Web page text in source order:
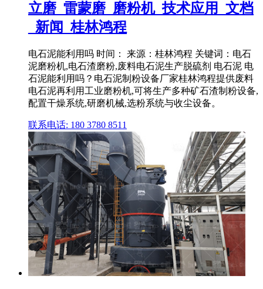
立磨_雷蒙磨_磨粉机_技术应用_文档
_新闻_桂林鸿程
电石泥能利用吗 时间： 来源：桂林鸿程 关键词：电石
泥磨粉机,电石渣磨粉,废料电石泥生产脱硫剂 电石泥 电
石泥能利用吗？电石泥制粉设备厂家桂林鸿程提供废料
电石泥再利用工业磨粉机,可将生产多种矿石渣制粉设备,
配置干燥系统,研磨机械,选粉系统与收尘设备。
联系电话: 180 3780 8511